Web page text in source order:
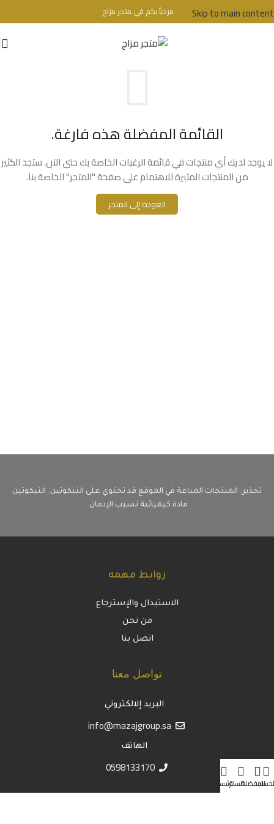
Skip to main content
تحذير : للبالغين فقط + 18 عام - WARINIG : Not For Sale For Minors
مرحباُ بكم في متجر مزاج
القائمة المفضلة هذه فارغة.
لا يوجد لديك أي منتجات في قائمة الرغبات الخاصة بك حتى الآن. ستجد الكثير
من المنتجات المثيرة للاهتمام على صفحة "المتجر" الخاصة بنا.
العودة إلى المتجر
تحذير: المنتجات المباعة في الموقع قد تحتوي على النيكوتين. النيكوتين
مادة كيميائية تسبب الإدمان.
روابط مهمه
الاستبدال والإسترجاع
من نحن
اتصل بنا
تواصل معنا
البريد إلالكتروني
info@mazajgroup.sa
الهاتف
0598133170
المفضلةالسلةالرئيسية